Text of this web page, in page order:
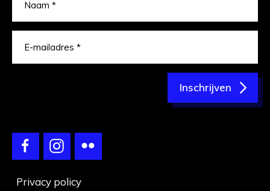
Inschrijven
Privacy policy